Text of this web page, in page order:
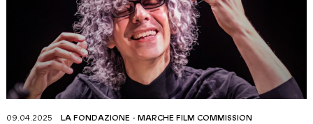
09.04.2025 LA FONDAZIONE - MARCHE FILM COMMISSION